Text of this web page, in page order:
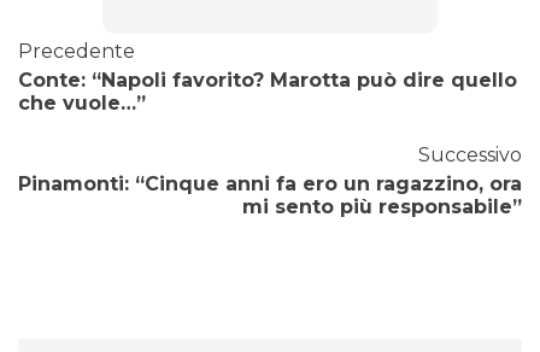
Precedente
Conte: “Napoli favorito? Marotta può dire quello
che vuole…”
Successivo
Pinamonti: “Cinque anni fa ero un ragazzino, ora
mi sento più responsabile”